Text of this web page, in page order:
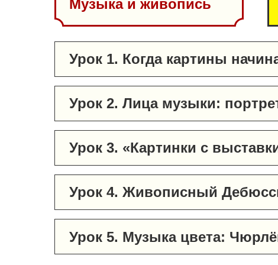
Урок 1. Когда картины
Урок 2. Лица музыки:
Урок 3. «Картинки с
Урок 4. Живописный
Урок 5. Музыка цвета:
Музыка и живопись